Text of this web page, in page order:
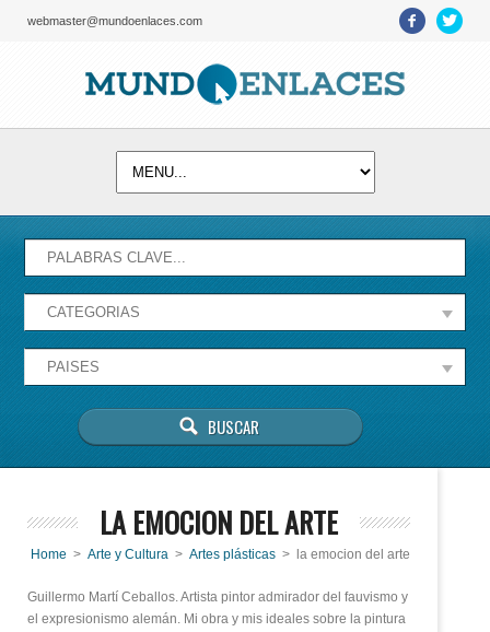
webmaster@mundoenlaces.com
LA EMOCION DEL ARTE
Home > Arte y Cultura > Artes plásticas > la emocion del arte
Guillermo Martí Ceballos. Artista pintor admirador del fauvismo y
el expresionismo alemán. Mi obra y mis ideales sobre la pintura